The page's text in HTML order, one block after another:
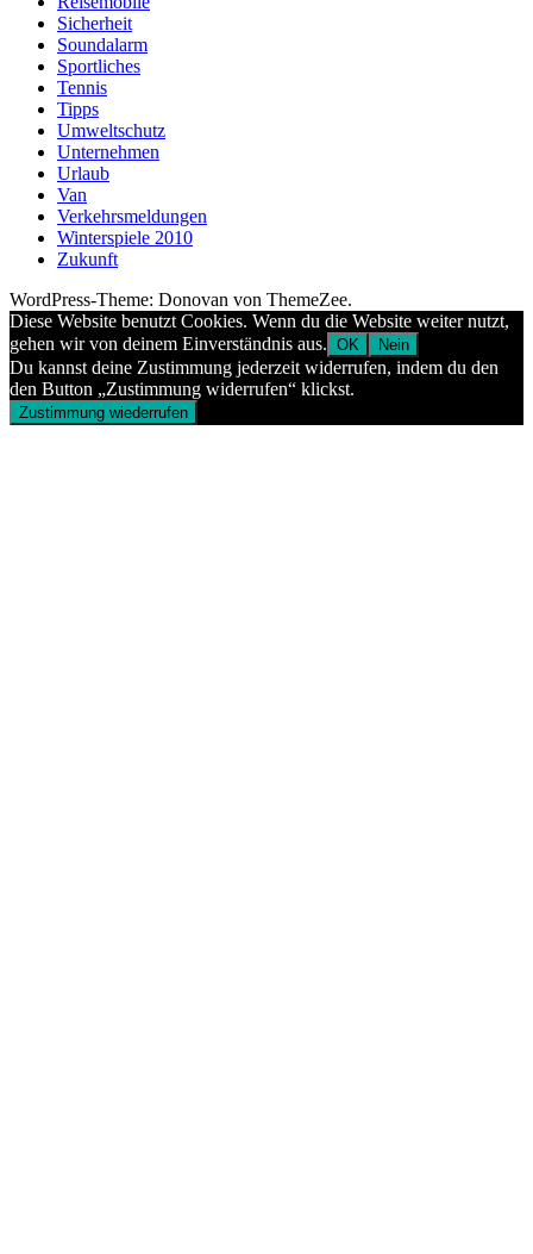
Sicherheit
Soundalarm
Sportliches
Tennis
Tipps
Umweltschutz
Unternehmen
Urlaub
Van
Verkehrsmeldungen
Winterspiele 2010
Zukunft
WordPress-Theme: Donovan von ThemeZee.
Diese Website benutzt Cookies. Wenn du die Website weiter nutzt,
gehen wir von deinem Einverständnis aus. OK Nein
Du kannst deine Zustimmung jederzeit widerrufen, indem du den
den Button „Zustimmung widerrufen“ klickst.
Zustimmung wiederrufen